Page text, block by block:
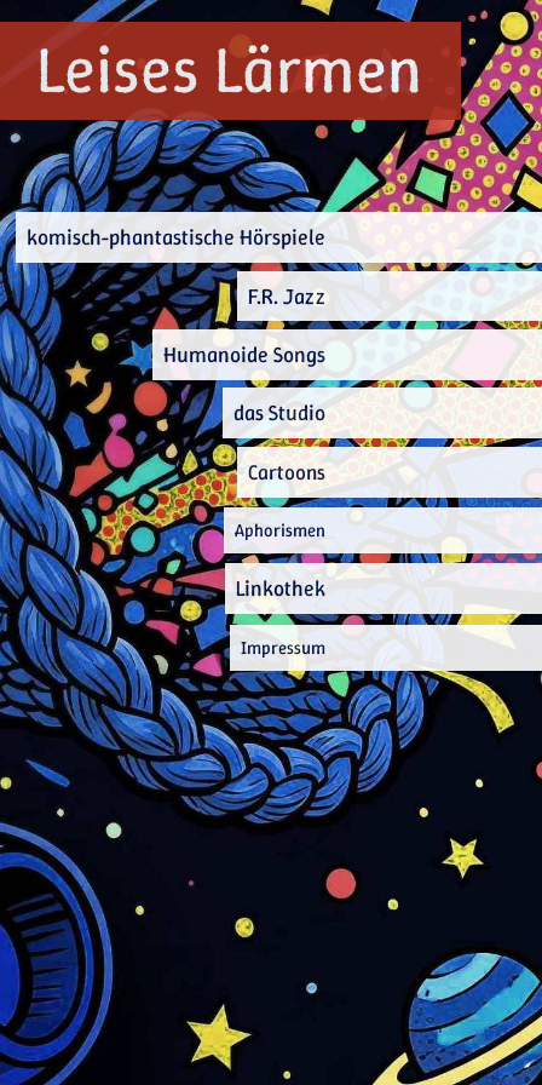
Leises Lärmen
komisch-phantastische Hörspiele
F.R. Jazz
Humanoide Songs
das Studio
Cartoons
Aphorismen
Linkothek
Impressum